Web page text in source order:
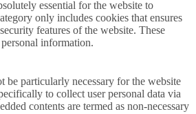
essential for the website to
only includes cookies that ensures
features of the website. These
information.
be particularly necessary for the website
to collect user personal data via
contents are termed as non-necessary